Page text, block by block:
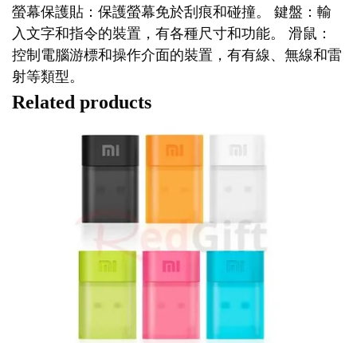
螢幕保護貼：保護螢幕免於刮痕和碰撞。 鍵盤：輸
入文字和指令的裝置，有各種尺寸和功能。 滑鼠：
控制電腦游標和操作介面的裝置，有有線、無線和雷
射等類型。
Related products